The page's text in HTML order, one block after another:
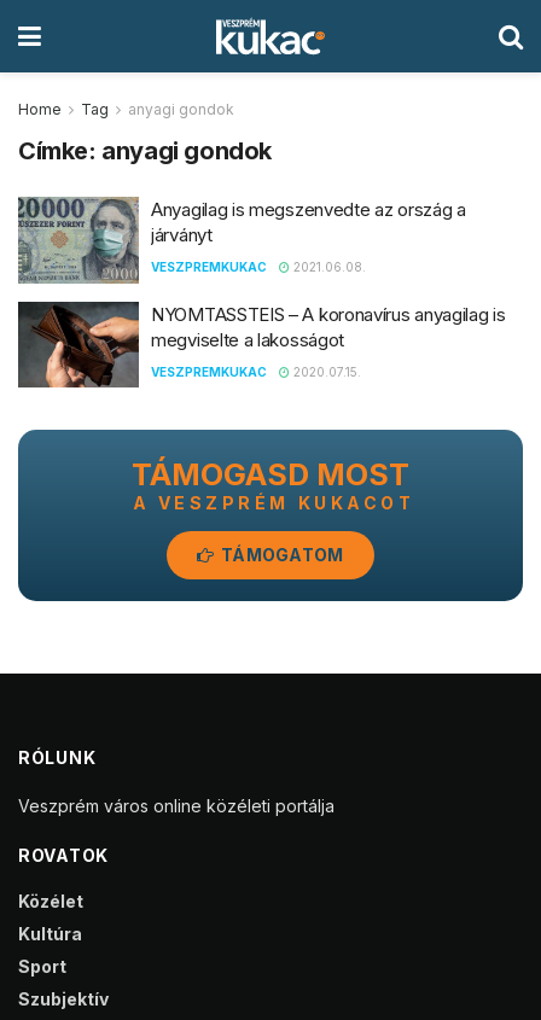
Home Tag anyagi gondok
Címke: anyagi gondok
Anyagilag is megszenvedte az ország a
járványt
VESZPREMKUKAC 2021.06.08.
NYOMTASSTEIS – A koronavírus anyagilag is
megviselte a lakosságot
VESZPREMKUKAC 2020.07.15.
TÁMOGASD MOST
A VESZPRÉM KUKACOT
TÁMOGATOM
RÓLUNK
Veszprém város online közéleti portálja
ROVATOK
Közélet
Kultúra
Sport
Szubjektív